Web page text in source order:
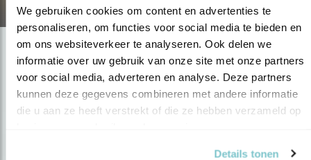
We gebruiken cookies om content en advertenties te
personaliseren, om functies voor social media te bieden en
om ons websiteverkeer te analyseren. Ook delen we
informatie over uw gebruik van onze site met onze partners
voor social media, adverteren en analyse. Deze partners
kunnen deze gegevens combineren met andere informatie
die u aan ze heeft verstrekt of die ze hebben verzameld op
Details tonen